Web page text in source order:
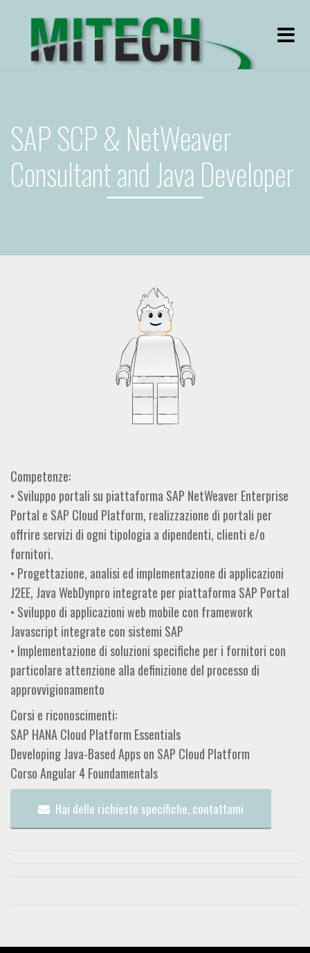
SAP SCP & NetWeaver
Consultant and Java Developer
Competenze:
• Sviluppo portali su piattaforma SAP NetWeaver Enterprise
Portal e SAP Cloud Platform, realizzazione di portali per
offrire servizi di ogni tipologia a dipendenti, clienti e/o
fornitori.
• Progettazione, analisi ed implementazione di applicazioni
J2EE, Java WebDynpro integrate per piattaforma SAP Portal
• Sviluppo di applicazioni web mobile con framework
Javascript integrate con sistemi SAP
• Implementazione di soluzioni specifiche per i fornitori con
particolare attenzione alla definizione del processo di
approvvigionamento
Corsi e riconoscimenti:
SAP HANA Cloud Platform Essentials
Developing Java-Based Apps on SAP Cloud Platform
Corso Angular 4 Foundamentals
Hai delle richieste specifiche, contattami